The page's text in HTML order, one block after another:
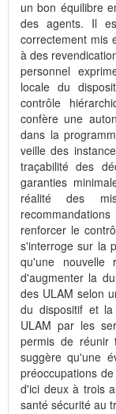
un bon équilibre
des agents. Il
correctement mis
à des
personnel
locale du
contrôle
confère une
dans la
veille des
traçabilité des
garanties
réalité des
renforcer le
s'interroge sur la
qu'une nouvelle
d'augmenter la
des ULAM selon
du dispositif et
ULAM par les
permis de réunir
suggère qu'une
préoccupations
d'ici deux à trois
santé sécurité au